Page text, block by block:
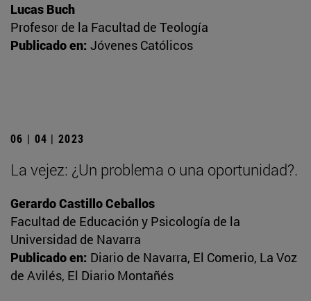
Lucas Buch
Profesor de la Facultad de Teología
Publicado en: Jóvenes Católicos
06 | 04 | 2023
La vejez: ¿Un problema o una oportunidad?.
Gerardo Castillo Ceballos
Facultad de Educación y Psicología de la
Universidad de Navarra
Publicado en: Diario de Navarra, El Comerio, La Voz
de Avilés, El Diario Montañés